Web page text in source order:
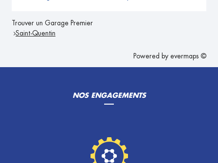
Trouver un Garage Premier
Saint-Quentin
Powered by evermaps ©
NOS ENGAGEMENTS